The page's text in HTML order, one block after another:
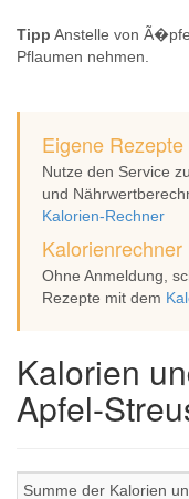
Tipp Anstelle von
Pflaumen nehmen.
Eigene
Nutze den Service
und
Kalorien-Rechner
Kalorienrechner
Ohne Anmeldung,
Rezepte mit dem
Kalorien
Apfel-
Summe der Kalorien